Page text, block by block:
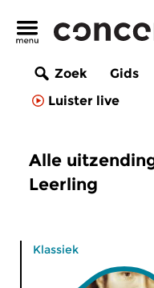
Zoek Gids
Luister live
Alle
Leerling
Klassiek